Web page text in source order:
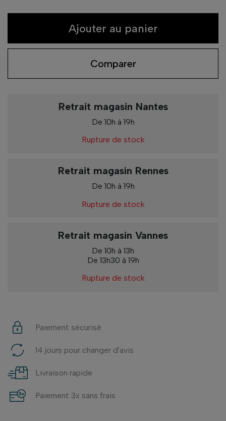
Ajouter au panier
Comparer
Retrait magasin Nantes
De 10h à 19h
Rupture de stock
Retrait magasin Rennes
De 10h à 19h
Rupture de stock
Retrait magasin Vannes
De 10h à 13h
De 13h30 à 19h
Rupture de stock
Paiement sécurisé
14 jours pour changer d'avis
Livraison rapide
Paiement 3x sans frais